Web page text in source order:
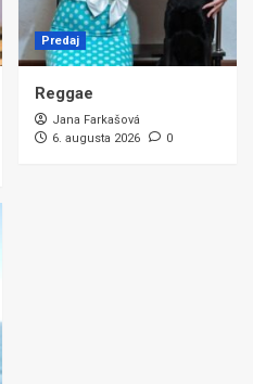
Predaj
Reggae
Jana Farkašová
6. augusta 2026
0